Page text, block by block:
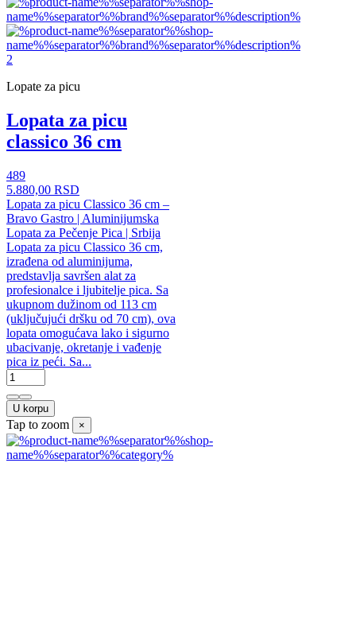
Lopate za picu
Lopata za picu
classico 36 cm
489
5.880,00 RSD
Lopata za picu Classico 36 cm –
Bravo Gastro | Aluminijumska
Lopata za Pečenje Pica | Srbija
Lopata za picu Classico 36 cm,
izrađena od aluminijuma,
predstavlja savršen alat za
profesionalce i ljubitelje pica. Sa
ukupnom dužinom od 113 cm
(uključujući dršku od 70 cm), ova
lopata omogućava lako i sigurno
ubacivanje, okretanje i vađenje
pica iz peći. Sa...
U korpu
Tap to zoom ×